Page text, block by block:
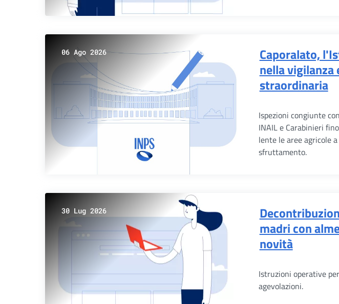
06 Ago 2026
Caporalato,
nella vigilanza
straordinaria
Ispezioni congiunte
INAIL e Carabinieri
lente le aree agricole
sfruttamento.
30 Lug 2026
madri con
novità
Istruzioni operative
agevolazioni.